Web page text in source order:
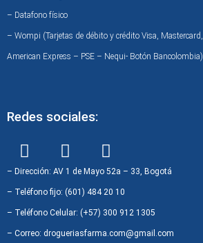
– Datafono físico
– Wompi (Tarjetas de débito y crédito Visa, Mastercard,
American Express – PSE – Nequi- Botón Bancolombia)
Redes sociales:
F
a
c
e
b
o
I
n
s
t
a
g
W
h
a
t
s
a
– Dirección: AV 1 de Mayo 52a – 33, Bogotá
– Teléfono fijo: (601) 484 20 10
– Teléfono Celular: (+57) 300 912 1305
– Correo: drogueriasfarma.com@gmail.com